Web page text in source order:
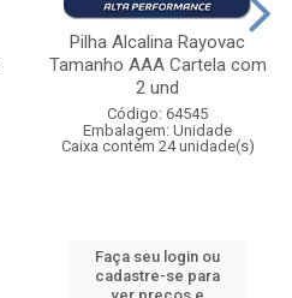
Pilha Alcalina Rayovac
Tamanho AAA Cartela com
2 und
Código: 64545
Embalagem: Unidade
Caixa contém 24 unidade(s)
Faça seu login ou
cadastre-se para